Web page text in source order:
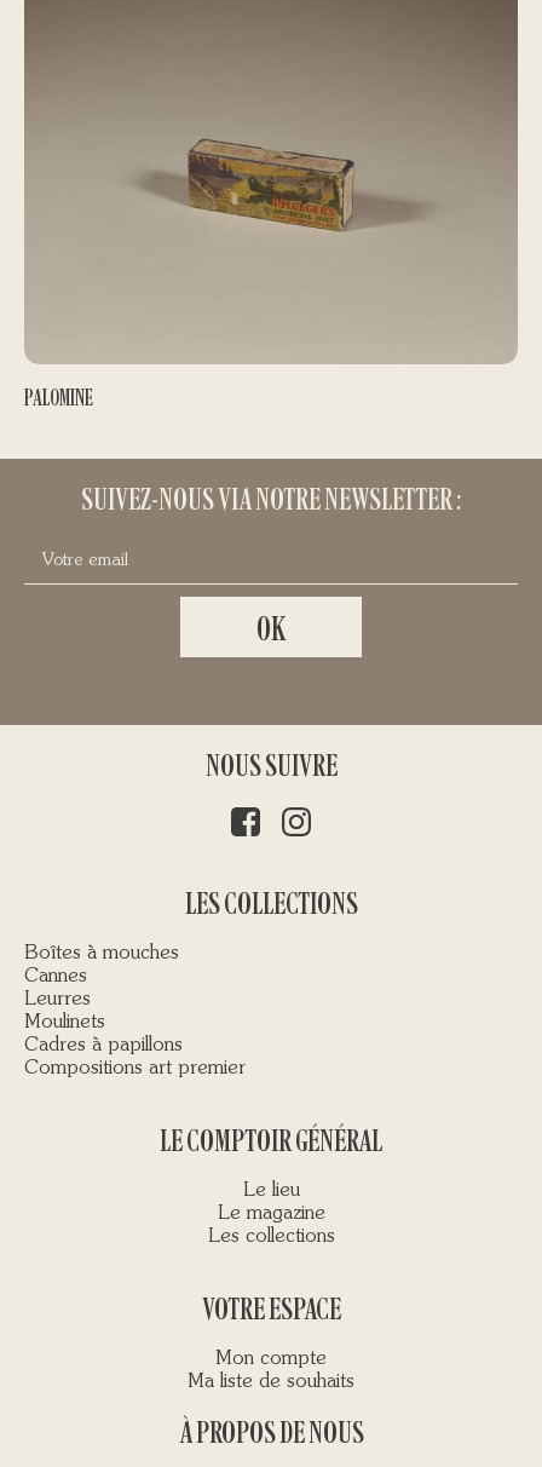
PALOMINE
SUIVEZ-NOUS VIA NOTRE NEWSLETTER :
NOUS SUIVRE
LES COLLECTIONS
Boîtes à mouches
Cannes
Leurres
Moulinets
Cadres à papillons
Compositions art premier
LE COMPTOIR GÉNÉRAL
Le lieu
Le magazine
Les collections
VOTRE ESPACE
Mon compte
Ma liste de souhaits
À PROPOS DE NOUS